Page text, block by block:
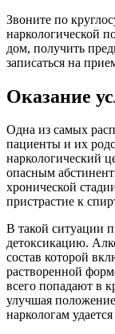
Звоните по
наркологической
дом, получить
записаться на
Оказание
Одна из самых
пациенты и их
наркологический
опасным
хронической
пристрастие к
В такой ситуации
детоксикацию.
состав которой
растворенной
всего попадают в
улучшая
наркологам